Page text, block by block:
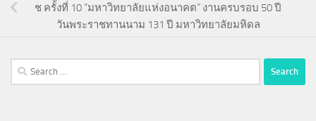
ช ครั้งที่ 10 “มหาวิทยาลัยแห่งอนาคต” งานครบรอบ 50 ปี
วันพระราชทานนาม 131 ปี มหาวิทยาลัยมหิดล
Search
for: